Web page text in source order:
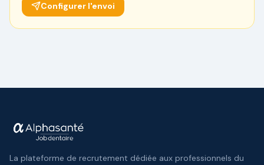
Configurer l'envoi
La plateforme de recrutement dédiée aux professionnels du